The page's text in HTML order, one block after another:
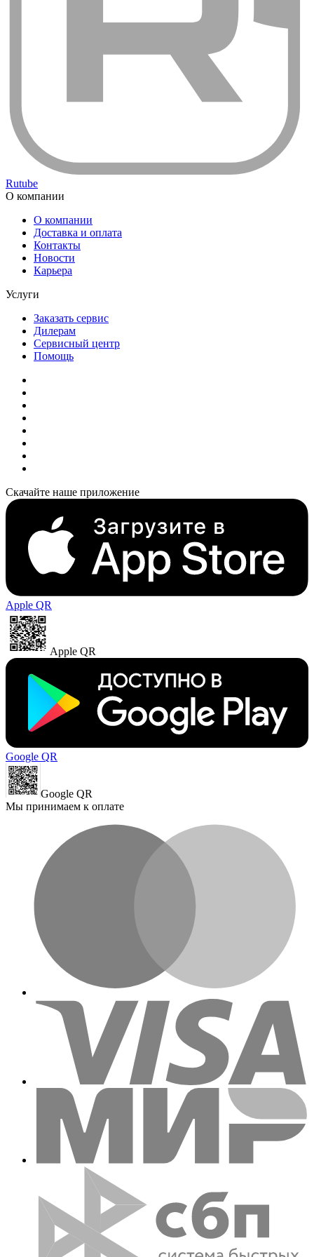
Rutube
О компании
О компании
Доставка и оплата
Контакты
Новости
Карьера
Услуги
Заказать сервис
Дилерам
Сервисный центр
Помощь
Скачайте наше приложение
Apple QR
Apple QR
Google QR
Google QR
Мы принимаем к оплате